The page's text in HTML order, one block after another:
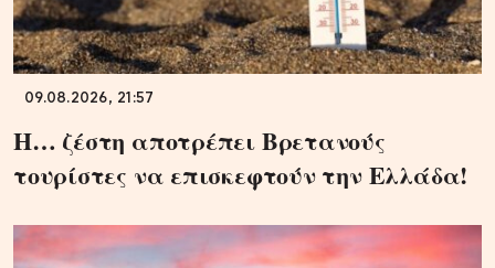
09.08.2026, 21:57
Η… ζέστη αποτρέπει Βρετανούς
τουρίστες να επισκεφτούν την Ελλάδα!